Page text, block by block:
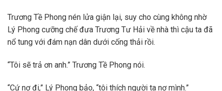
Trương Tề Phong nén lửa giận lại, suy cho cùng không nhờ
Lý Phong cưỡng chế đưa Trương Tư Hải về nhà thì cậu ta đã
nổ tung với đám nạn dân dưới cống thải rồi.
“Tôi sẽ trả ơn anh.” Trương Tề Phong nói.
“Cứ nợ đi,” Lý Phong bảo, “tôi thích người ta nợ mình.”